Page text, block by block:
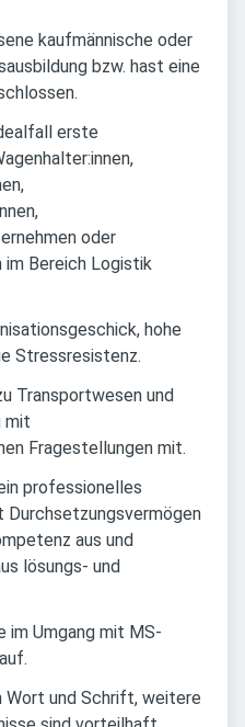
kaufmännische oder
bzw. hast eine
erste
oder
im Bereich Logistik
hohe
Stressresistenz.
Transportwesen und
mit
Fragestellungen mit.
professionelles
aus und
lösungs- und
im Umgang mit MS-
Wort und Schrift, weitere